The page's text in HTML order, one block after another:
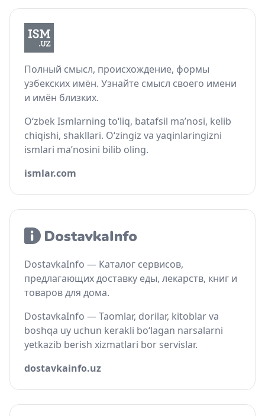
Полный смысл, происхождение, формы
узбекских имён. Узнайте смысл своего имени
и имён близких.
O‘zbek Ismlarning to‘liq, batafsil ma’nosi, kelib
chiqishi, shakllari. O‘zingiz va yaqinlaringizni
ismlari ma’nosini bilib oling.
ismlar.com
DostavkaInfo — Каталог сервисов,
предлагающих доставку еды, лекарств, книг и
товаров для дома.
DostavkaInfo — Taomlar, dorilar, kitoblar va
boshqa uy uchun kerakli bo‘lagan narsalarni
yetkazib berish xizmatlari bor servislar.
dostavkainfo.uz